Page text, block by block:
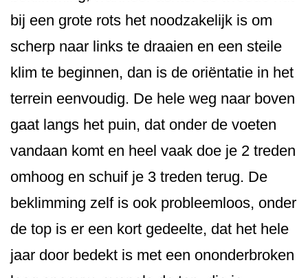
bij een grote rots het noodzakelijk is om
scherp naar links te draaien en een steile
klim te beginnen, dan is de oriëntatie in het
terrein eenvoudig. De hele weg naar boven
gaat langs het puin, dat onder de voeten
vandaan komt en heel vaak doe je 2 treden
omhoog en schuif je 3 treden terug. De
beklimming zelf is ook probleemloos, onder
de top is er een kort gedeelte, dat het hele
jaar door bedekt is met een ononderbroken